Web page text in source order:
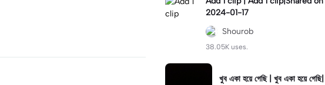
2024-01-17
Shourob
38.05K uses.
খুব একা হয়ে গেছি | খুব একা হয়ে গেছি|